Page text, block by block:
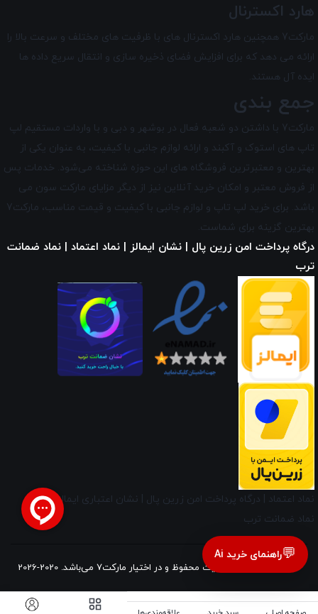
💬راهنمای خرید Ai
هارد اکسترنال
مارکت7 همچنین هارد اکسترنال های با ظرفیت های مختلف و سرعت بالا را
ارائه می دهد که برای افزایش فضای ذخیره‌ سازی و انتقال سریع داده ها
ایده آل هستند.
جمع بندی
مارکت7 با داشتن دو شعبه فعال در بوشهر و دبی و با واردات مستقیم لپ
تاپ‌ های استوک و آکبند و ارائه لوازم جانبی با کیفیت، به عنوان یکی از
بهترین و معتبرترین فروشگاه های این حوزه شناخته می‌شود. خدمات پس
از فروش معتبر و امکان خرید آنلاین نیز از دیگر مزایای مارکت سون می
باشد. برای خرید لپ تاپ و لوازم جانبی با کیفیت و قیمت مناسب، مارکت7
بهترین گزینه برای شماست.
درگاه پرداخت امن زرین پال | نشان ایمالز | نماد اعتماد | نماد ضمانت
ترب
نماد اعتماد درگاه پرداخت امن زرین پال نشان اعتباری ایمالز |
نماد ضمانت ترب
کلیه حقوق این وب‌سایت محفوظ و در اختیار مارکت7 می‌باشد. 2020-2026